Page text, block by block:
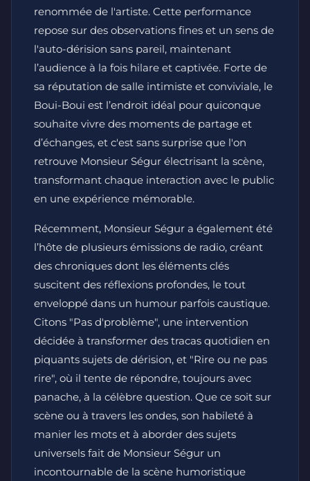
renommée de l'artiste. Cette performance
repose sur des observations fines et un sens de
l'auto-dérision sans pareil, maintenant
l’audience à la fois hilare et captivée. Forte de
sa réputation de salle intimiste et conviviale, le
Boui-Boui est l’endroit idéal pour quiconque
souhaite vivre des moments de partage et
d’échanges, et c'est sans surprise que l'on
retrouve Monsieur Ségur électrisant la scène,
transformant chaque interaction avec le public
en une expérience mémorable.
Récemment, Monsieur Ségur a également été
l’hôte de plusieurs émissions de radio, créant
des chroniques dont les éléments clés
suscitent des réflexions profondes, le tout
enveloppé dans un humour parfois caustique.
Citons "Pas d'problème", une intervention
décidée à transformer des tracas quotidien en
piquants sujets de dérision, et "Rire ou ne pas
rire", où il tente de répondre, toujours avec
panache, à la célèbre question. Que ce soit sur
scène ou à travers les ondes, son habileté à
manier les mots et à aborder des sujets
universels fait de Monsieur Ségur un
incontournable de la scène humoristique